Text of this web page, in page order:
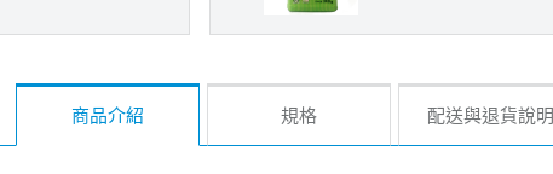
商品介紹 規格 配送與退貨說明